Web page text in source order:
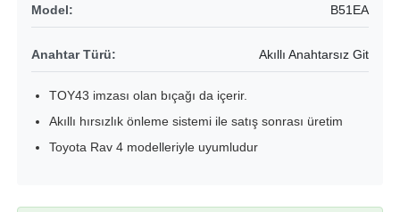
Model: B51EA
Anahtar Türü: Akıllı Anahtarsız Git
TOY43 imzası olan bıçağı da içerir.
Akıllı hırsızlık önleme sistemi ile satış sonrası üretim
Toyota Rav 4 modelleriyle uyumludur